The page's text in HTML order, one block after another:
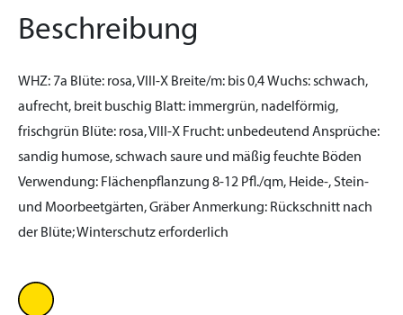
Beschreibung
WHZ: 7a Blüte: rosa, VIII-X Breite/m: bis 0,4Wuchs:schwach,
aufrecht, breit buschig Blatt: immergrün, nadelförmig,
frischgrün Blüte: rosa, VIII-X Frucht: unbedeutend Ansprüche:
sandig humose, schwach saure und mäßig feuchte Böden
Verwendung: Flächenpflanzung 8-12 Pfl./qm, Heide-, Stein-
und Moorbeetgärten, GräberAnmerkung: Rückschnitt nach
der Blüte; Winterschutz erforderlich